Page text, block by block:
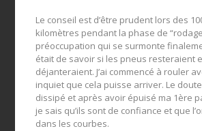
Le conseil est d’être prudent lors des
kilomètres pendant la phase de
préoccupation qui se surmonte
était de savoir si les pneus resteraient
déjanteraient. J’ai commencé à rouler
inquiet que cela puisse arriver. Le doute
dissipé et après avoir épuisé ma 1ère
je sais qu’ils sont de confiance et que
dans les courbes.